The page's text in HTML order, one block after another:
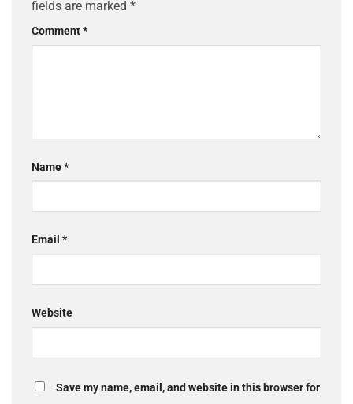
fields are marked *
Comment*
Name*
Email *
Website
Save my name, email, and website in this browser for